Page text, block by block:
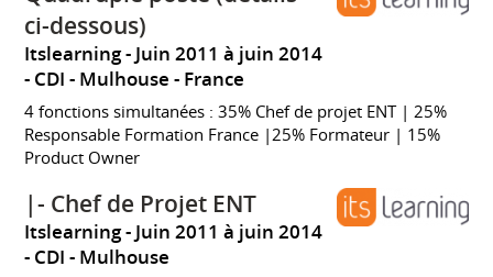
ci-dessous)
Itslearning
Juin 2011 à juin 2014
CDI
Mulhouse France
4 fonctions simultanées : 35% Chef de projet ENT | 25%
Responsable Formation France |25% Formateur | 15%
Product Owner
|- Chef de Projet ENT
Itslearning
Juin 2011 à juin 2014
CDI
Mulhouse